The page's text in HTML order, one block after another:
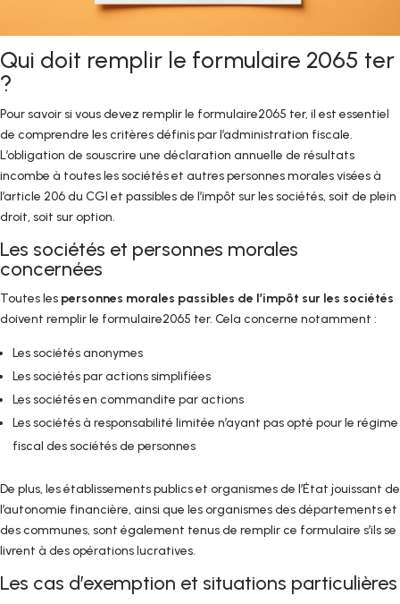
Qui doit remplir le formulaire 2065 ter
?
Pour savoir si vous devez remplir le formulaire2065 ter, il est essentiel
de comprendre les critères définis par l’administration fiscale.
L’obligation de souscrire une déclaration annuelle de résultats
incombe à toutes les sociétés et autres personnes morales visées à
l’article 206 du CGI et passibles de l’impôt sur les sociétés, soit de plein
droit, soit sur option.
Les sociétés et personnes morales
concernées
Toutes les personnes morales passibles de l’impôt sur les sociétés
doivent remplir le formulaire2065 ter. Cela concerne notamment :
Les sociétés anonymes
Les sociétés par actions simplifiées
Les sociétés en commandite par actions
Les sociétés à responsabilité limitée n’ayant pas opté pour le régime
fiscal des sociétés de personnes
De plus, les établissements publics et organismes de l’État jouissant de
l’autonomie financière, ainsi que les organismes des départements et
des communes, sont également tenus de remplir ce formulaire s’ils se
livrent à des opérations lucratives.
Les cas d’exemption et situations particulières